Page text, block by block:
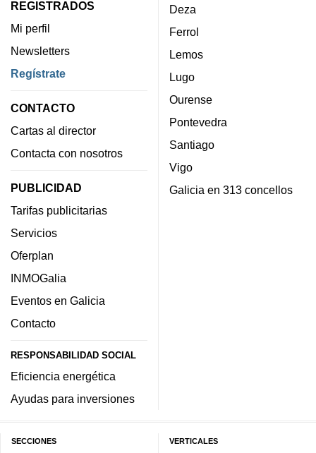
REGISTRADOS
Mi perfil
Newsletters
Regístrate
CONTACTO
Cartas al director
Contacta con nosotros
PUBLICIDAD
Tarifas publicitarias
Servicios
Oferplan
INMOGalia
Eventos en Galicia
Contacto
RESPONSABILIDAD SOCIAL
Eficiencia energética
Ayudas para inversiones
Deza
Ferrol
Lemos
Lugo
Ourense
Pontevedra
Santiago
Vigo
Galicia en 313 concellos
SECCIONES VERTICALES